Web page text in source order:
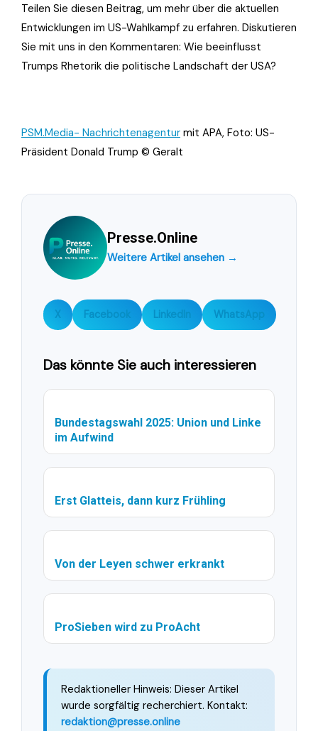
Teilen Sie diesen Beitrag, um mehr über die aktuellen
Entwicklungen im US-Wahlkampf zu erfahren. Diskutieren
Sie mit uns in den Kommentaren: Wie beeinflusst
Trumps Rhetorik die politische Landschaft der USA?
PSM.Media- Nachrichtenagentur mit APA, Foto: US-
Präsident Donald Trump © Geralt
Presse.Online
Weitere Artikel ansehen →
X Facebook LinkedIn WhatsApp
Das könnte Sie auch interessieren
Bundestagswahl 2025: Union und Linke
im Aufwind
Erst Glatteis, dann kurz Frühling
Von der Leyen schwer erkrankt
ProSieben wird zu ProAcht
Redaktioneller Hinweis: Dieser Artikel
wurde sorgfältig recherchiert. Kontakt:
redaktion@presse.online